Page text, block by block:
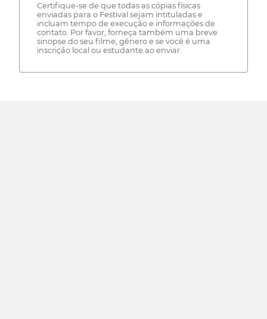
Certifique-se de que todas as cópias físicas
enviadas para o Festival sejam intituladas e
incluam tempo de execução e informações de
contato. Por favor, forneça também uma breve
sinopse do seu filme, gênero e se você é uma
inscrição local ou estudante ao enviar.